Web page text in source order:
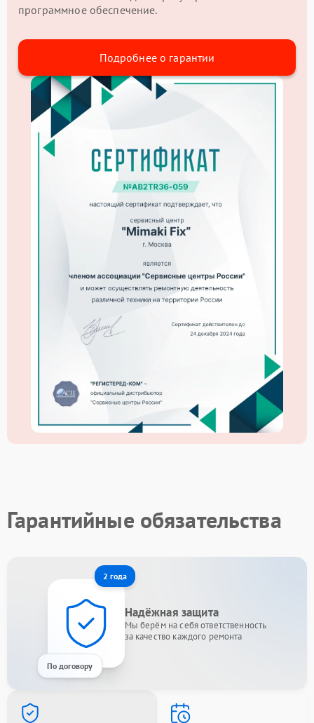
программное обеспечение.
Подробнее о гарантии
Гарантийные обязательства
2 года
По договору
Надёжная защита
Мы берём на себя ответственность
за качество каждого ремонта